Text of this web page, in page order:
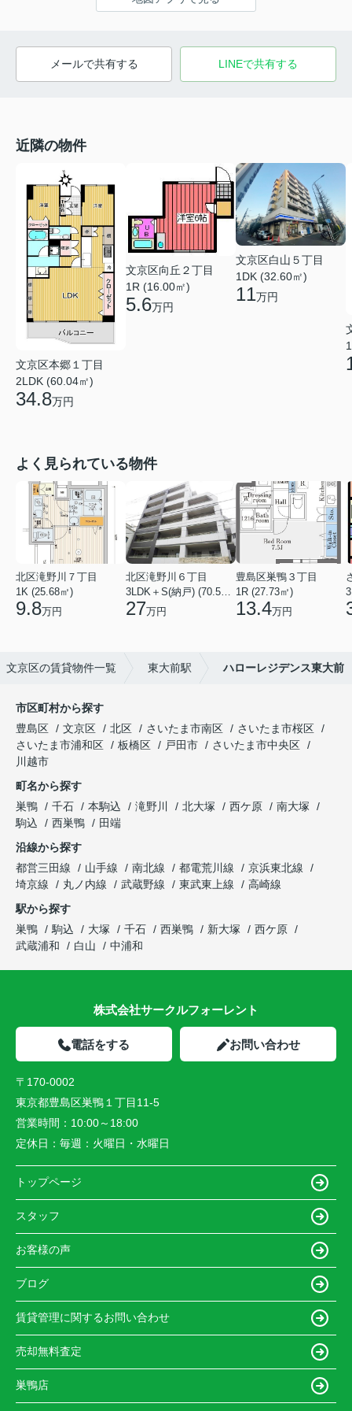
メールで共有する LINEで共有する
近隣の物件
文京区本郷１丁目
2LDK (60.04㎡)
34.8万円
文京区向丘２丁目
1R (16.00㎡)
5.6万円
文京区白山５丁目
1DK (32.60㎡)
11万円
よく見られている物件
北区滝野川７丁目
1K (25.68㎡)
9.8万円
北区滝野川６丁目
27万円
豊島区巣鴨３丁目
1R (27.73㎡)
13.4万円
文京区の賃貸物件一覧 東大前駅 ハローレジデンス東大前
市区町村から探す
豊島区
文京区 北区 さいたま市南区
さいたま市桜区
さいたま市浦和区
板橋区 戸田市
さいたま市中央区
川越市
町名から探す
巣鴨
千石 本駒込 滝野川 北大塚 西ケ原
南大塚
駒込
西巣鴨
田端
沿線から探す
都営三田線
山手線 南北線 都電荒川線
京浜東北線
埼京線
丸ノ内線 武蔵野線 東武東上線
高崎線
駅から探す
巣鴨
駒込 大塚 千石 西巣鴨 新大塚
西ケ原
武蔵浦和
白山 中浦和
株式会社サークルフォーレント
電話をする お問い合わせ
〒170-0002
東京都豊島区巣鴨１丁目11-5
営業時間： 10:00～18:00
定休日： 毎週：火曜日・水曜日
トップページ
スタッフ
お客様の声
ブログ
賃貸管理に関するお問い合わせ
売却無料査定
巣鴨店